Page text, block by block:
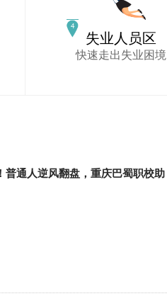
失业人员区
快速走出失业困境
通人逆风翻盘，重庆巴蜀职校助